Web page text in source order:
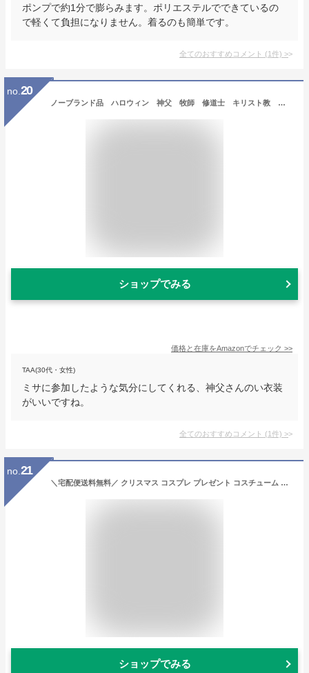
ポンプで約1分で膨らみます。ポリエステルでできているの
で軽くて負担になりません。着るのも簡単です。
全てのおすすめコメント (1件) >
no. 20
ノーブランド品 ハロウィン 神父 牧師 修道士 キリスト教 教会 コスプレ コスチューム 仮装 メンズ 大人用 クリスマス イベント衣装 文化祭 学園祭 パーティー (M, オプション1)
ショップでみる
価格と在庫をAmazonでチェック >>
TAA(30代・女性)
ミサに参加したような気分にしてくれる、神父さんのい衣装
がいいですね。
全てのおすすめコメント (1件) >
no. 21
＼宅配便送料無料／ クリスマス コスプレ プレゼント コスチューム 大人用 2740 ウレタン クリスマスシリーズ ハロウィン 衣装 変装 変身 キャラクター ギフト プレゼント コスプレ 仮装 学祭 USJ 女子会 忘年会 イベント サザック SAZAC
ショップでみる